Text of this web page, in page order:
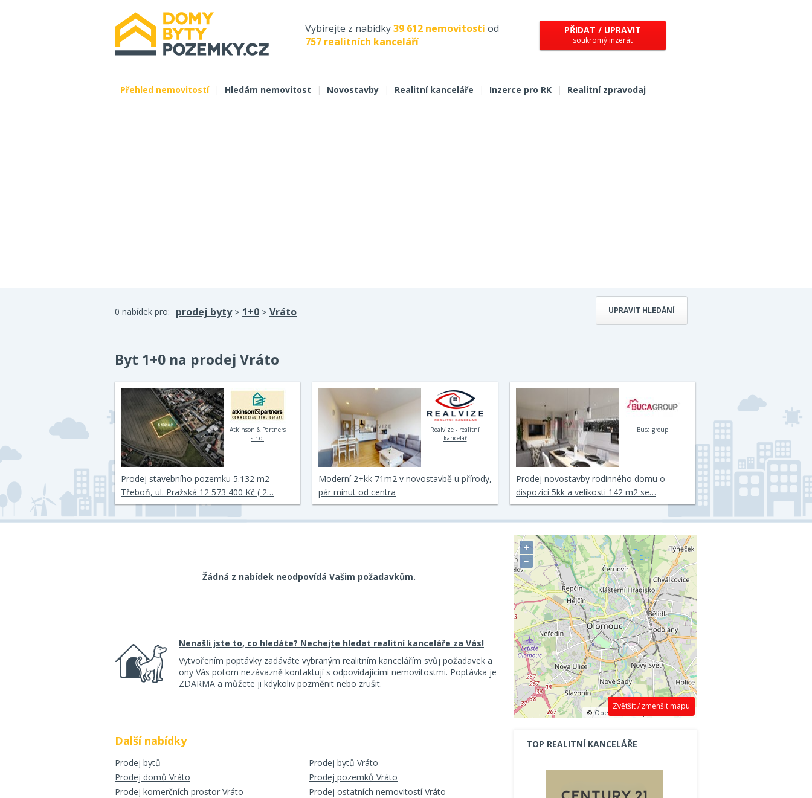
Vybírejte z nabídky39 612 nemovitostíod
757 realitních kanceláří
PŘIDAT / UPRAVIT
soukromý inzerát
Přehled nemovitostí | Hledám nemovitost | Novostavby | Realitní kanceláře | Inzerce pro RK | Realitní zpravodaj
UPRAVIT HLEDÁNÍ
0 nabídek pro: prodej byty> 1+0 > Vráto
Byt 1+0 na prodej Vráto
Atkinson & Partners
s.r.o.
Prodej stavebního pozemku 5.132 m2 -
Třeboň, ul. Pražská 12 573 400 Kč ( 2…
Realvize - realitní
kancelář
Moderní 2+kk 71m2 v novostavbě u přírody,
pár minut od centra
Buca group
Prodej novostavby rodinného domu o
dispozici 5kk a velikosti 142 m2 se…
Žádná z nabídek neodpovídá Vašim požadavkům.
Nenašli jste to, co hledáte? Nechejte hledat realitní kanceláře za Vás!
Vytvořením poptávky zadáváte vybraným realitním kancelářím svůj požadavek a
ony Vás potom nezávazně kontaktují s odpovídajícími nemovitostmi. Poptávka je
ZDARMA a můžete ji kdykoliv pozměnit nebo zrušit.
Další nabídky
Prodej bytů
Prodej bytů Vráto
Prodej domů Vráto
Prodej pozemků Vráto
Prodej komerčních prostor Vráto
Prodej ostatních nemovitostí Vráto
Zvětšit / zmenšit mapu
+
−
©OpenStreetMap contributors.
TOP REALITNÍ KANCELÁŘE